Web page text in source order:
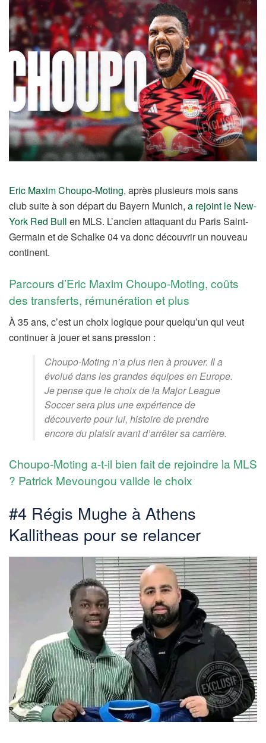
Eric Maxim Choupo-Moting, après plusieurs mois sans
club suite à son départ du Bayern Munich, a rejoint le New-
York Red Bull en MLS. L’ancien attaquant du Paris Saint-
Germain et de Schalke 04 va donc découvrir un nouveau
continent.
Parcours d’Eric Maxim Choupo-Moting, coûts
des transferts, rémunération et plus
À 35 ans, c’est un choix logique pour quelqu’un qui veut
continuer à jouer et sans pression :
Choupo-Moting n’a plus rien à prouver. Il a
évolué dans les grandes équipes en Europe.
Je pense que le choix de la Major League
Soccer sera plus une expérience de
découverte pour lui, histoire de prendre
encore du plaisir avant d’arrêter sa carrière.
Choupo-Moting a-t-il bien fait de rejoindre la MLS
? Patrick Mevoungou valide le choix
#4 Régis Mughe à Athens
Kallitheas pour se relancer